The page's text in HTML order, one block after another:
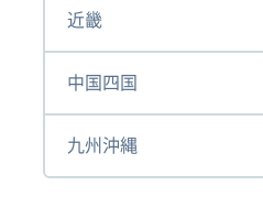
近畿
中国四国
九州沖縄